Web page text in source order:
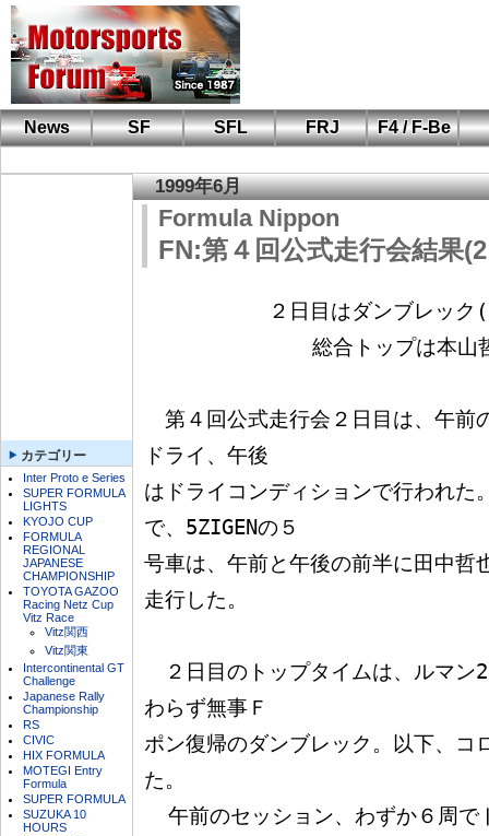
News SF SFL FRJ
F4 / F-Be
カテゴリー
Inter Proto e Series
SUPER FORMULA
LIGHTS
KYOJO CUP
FORMULA
REGIONAL
JAPANESE
CHAMPIONSHIP
TOYOTA GAZOO
Racing Netz Cup
Vitz Race
Vitz関西
Vitz関東
Intercontinental GT
Challenge
Japanese Rally
Championship
RS
CIVIC
HIX FORMULA
MOTEGI Entry
Formula
SUPER FORMULA
SUZUKA 10
HOURS
1999年6月
Formula Nippon
FN:第４回公式走行会結果
２日目はダンブレック
第４回公式走行会２日目は、午前
ドライ、午後
はドライコンディションで行われた
で、5ZIGENの５
号車は、午前と午後の前半に田中哲
走行した。
２日目のトップタイムは、ルマン
わらず無事Ｆ
ポン復帰のダンブレック。以下、コ
た。